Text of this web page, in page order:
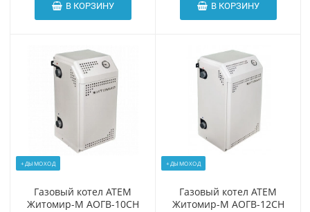
В КОРЗИНУ В КОРЗИНУ
+ДЫМОХОД
Газовый котел АТЕМ
Житомир-М АОГВ-10СН
+ДЫМОХОД
Газовый котел АТЕМ
Житомир-М АОГВ-12СН